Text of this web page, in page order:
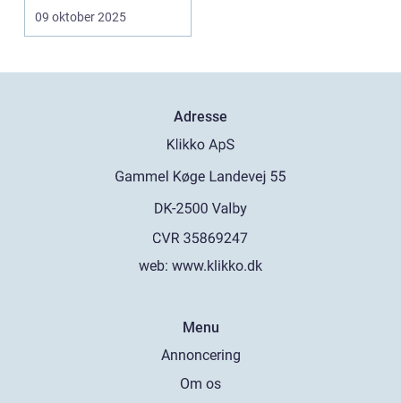
Ofte...
09 oktober 2025
Adresse
web: www.klikko.dk
Menu
Annoncering
Om os